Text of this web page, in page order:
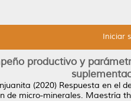
Iniciar
productivo y
(2020) Respuesta en el
de micro-minerales. Maestría